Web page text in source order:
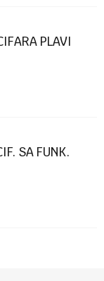
PLAVI
SA FUNK.